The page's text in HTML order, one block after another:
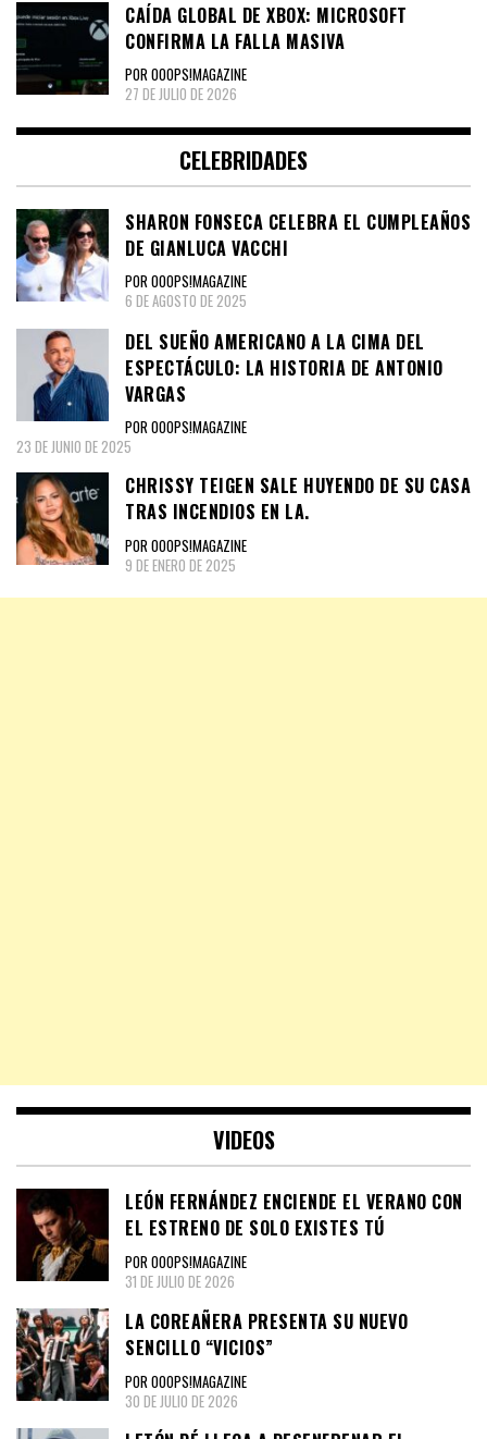
CAÍDA GLOBAL DE XBOX: MICROSOFT
CONFIRMA LA FALLA MASIVA
POR OOOPS!MAGAZINE
27 DE JULIO DE 2026
CELEBRIDADES
SHARON FONSECA CELEBRA EL CUMPLEAÑOS
DE GIANLUCA VACCHI
POR OOOPS!MAGAZINE
6 DE AGOSTO DE 2025
DEL SUEÑO AMERICANO A LA CIMA DEL
ESPECTÁCULO: LA HISTORIA DE ANTONIO
VARGAS
POR OOOPS!MAGAZINE
23 DE JUNIO DE 2025
CHRISSY TEIGEN SALE HUYENDO DE SU CASA
TRAS INCENDIOS EN LA.
POR OOOPS!MAGAZINE
9 DE ENERO DE 2025
VIDEOS
LEÓN FERNÁNDEZ ENCIENDE EL VERANO CON
EL ESTRENO DE SOLO EXISTES TÚ
POR OOOPS!MAGAZINE
31 DE JULIO DE 2026
LA COREAÑERA PRESENTA SU NUEVO
SENCILLO “VICIOS”
POR OOOPS!MAGAZINE
30 DE JULIO DE 2026